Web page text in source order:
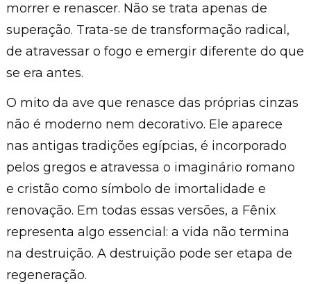
morrer e renascer. Não se trata apenas de
superação. Trata-se de transformação radical,
de atravessar o fogo e emergir diferente do que
se era antes.
O mito da ave que renasce das próprias cinzas
não é moderno nem decorativo. Ele aparece
nas antigas tradições egípcias, é incorporado
pelos gregos e atravessa o imaginário romano
e cristão como símbolo de imortalidade e
renovação. Em todas essas versões, a Fênix
representa algo essencial: a vida não termina
na destruição. A destruição pode ser etapa de
regeneração.